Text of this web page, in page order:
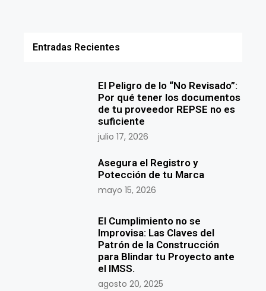
Entradas Recientes
El Peligro de lo “No Revisado”:
Por qué tener los documentos
de tu proveedor REPSE no es
suficiente
julio 17, 2026
Asegura el Registro y
Potección de tu Marca
mayo 15, 2026
El Cumplimiento no se
Improvisa: Las Claves del
Patrón de la Construcción
para Blindar tu Proyecto ante
el IMSS.
agosto 20, 2025